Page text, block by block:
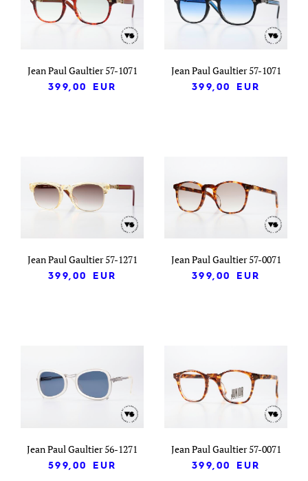
Jean Paul Gaultier 57-1071
399,00
EUR
Jean Paul Gaultier 57-1071
399,00
EUR
Jean Paul Gaultier 57-1271
399,00
EUR
Jean Paul Gaultier 57-0071
399,00
EUR
Jean Paul Gaultier 56-1271
599,00
EUR
Jean Paul Gaultier 57-0071
399,00
EUR